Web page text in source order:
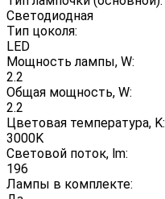
Светодиодная
Тип цоколя:
LED
Мощность лампы, W:
2.2
Общая мощность, W:
2.2
Цветовая температура, K:
3000K
Световой поток, lm:
196
Лампы в комплекте: